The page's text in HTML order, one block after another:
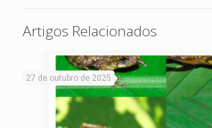
Artigos Relacionados
27 de outubro de 2025